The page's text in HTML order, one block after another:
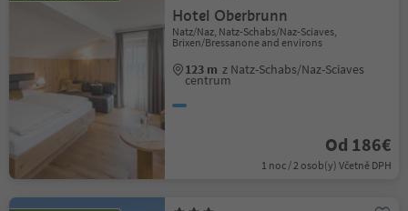
Hotel Oberbrunn
Natz/Naz, Natz-Schabs/Naz-Sciaves,
Brixen/Bressanone and environs
123 m z Natz-Schabs/Naz-Sciaves
centrum
Od 186€
1 noc / 2 osob(y) Včetně DPH